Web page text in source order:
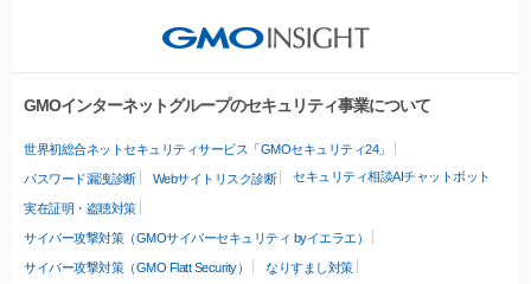
GMOインターネットグループのセキュリティ事業について
世界初総合ネットセキュリティサービス「GMOセキュリティ24」
パスワード漏洩診断 Webサイトリスク診断 セキュリティ相談AIチャットボット
実在証明・盗聴対策
サイバー攻撃対策（GMOサイバーセキュリティ byイエラエ）
サイバー攻撃対策（GMO Flatt Security）
なりすまし対策